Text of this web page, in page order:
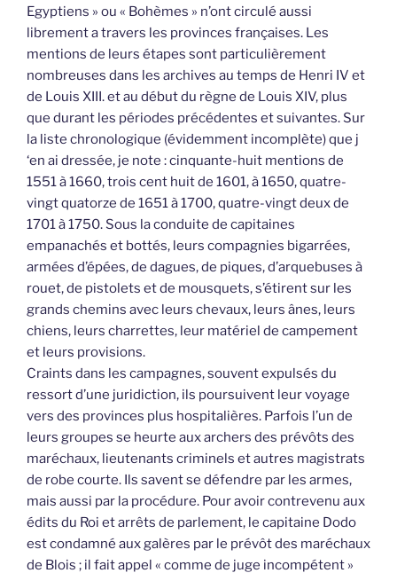
Egyptiens » ou « Bohèmes » n’ont circulé aussi
librement a travers les provinces françaises. Les
mentions de leurs étapes sont particulièrement
nombreuses dans les archives au temps de Henri IV et
de Louis XIII. et au début du règne de Louis XIV, plus
que durant les périodes précédentes et suivantes. Sur
la liste chronologique (évidemment incomplète) que j
‘en ai dressée, je note : cinquante-huit mentions de
1551 à 1660, trois cent huit de 1601, à 1650, quatre-
vingt quatorze de 1651 à 1700, quatre-vingt deux de
1701 à 1750. Sous la conduite de capitaines
empanachés et bottés, leurs compagnies bigarrées,
armées d’épées, de dagues, de piques, d’arquebuses à
rouet, de pistolets et de mousquets, s’étirent sur les
grands chemins avec leurs chevaux, leurs ânes, leurs
chiens, leurs charrettes, leur matériel de campement
et leurs provisions.
Craints dans les campagnes, souvent expulsés du
ressort d’une juridiction, ils poursuivent leur voyage
vers des provinces plus hospitalières. Parfois l’un de
leurs groupes se heurte aux archers des prévôts des
maréchaux, lieutenants criminels et autres magistrats
de robe courte. Ils savent se défendre par les armes,
mais aussi par la procédure. Pour avoir contrevenu aux
édits du Roi et arrêts de parlement, le capitaine Dodo
est condamné aux galères par le prévôt des maréchaux
de Blois ; il fait appel « comme de juge incompétent »